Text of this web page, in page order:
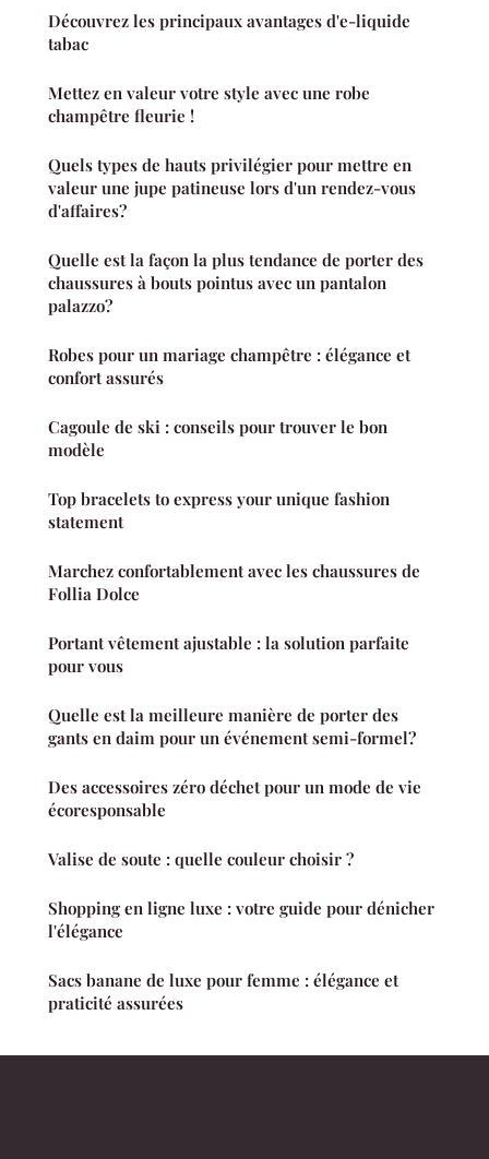
Découvrez les principaux avantages d'e-liquide
tabac
Mettez en valeur votre style avec une robe
champêtre fleurie !
Quels types de hauts privilégier pour mettre en
valeur une jupe patineuse lors d'un rendez-vous
d'affaires?
Quelle est la façon la plus tendance de porter des
chaussures à bouts pointus avec un pantalon
palazzo?
Robes pour un mariage champêtre : élégance et
confort assurés
Cagoule de ski : conseils pour trouver le bon
modèle
Top bracelets to express your unique fashion
statement
Marchez confortablement avec les chaussures de
Follia Dolce
Portant vêtement ajustable : la solution parfaite
pour vous
Quelle est la meilleure manière de porter des
gants en daim pour un événement semi-formel?
Des accessoires zéro déchet pour un mode de vie
écoresponsable
Valise de soute : quelle couleur choisir ?
Shopping en ligne luxe : votre guide pour dénicher
l'élégance
Sacs banane de luxe pour femme : élégance et
praticité assurées